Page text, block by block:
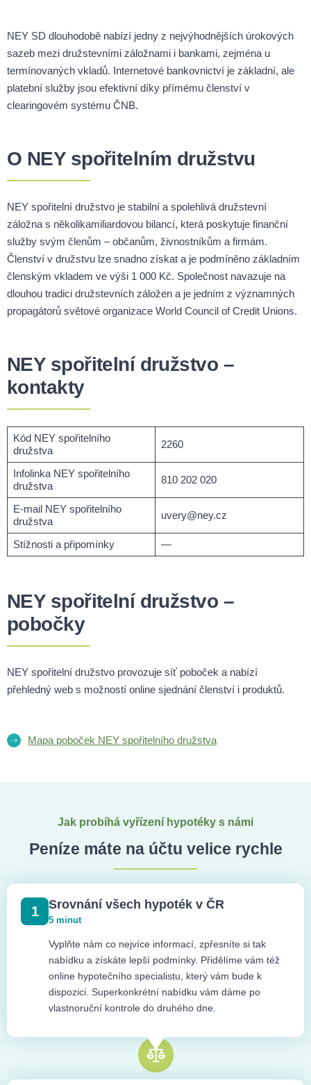
NEY SD dlouhodobě nabízí jedny z nejvýhodnějších úrokových
sazeb mezi družstevními záložnami i bankami, zejména u
termínovaných vkladů. Internetové bankovnictví je základní, ale
platební služby jsou efektivní díky přímému členství v
clearingovém systému ČNB.
O NEY spořitelním družstvu
NEY spořitelní družstvo je stabilní a spolehlivá družstevní
záložna s několikamiliardovou bilancí, která poskytuje finanční
služby svým členům – občanům, živnostníkům a firmám.
Členství v družstvu lze snadno získat a je podmíněno základním
členským vkladem ve výši 1 000 Kč. Společnost navazuje na
dlouhou tradici družstevních záložen a je jedním z významných
propagátorů světové organizace World Council of Credit Unions.
NEY spořitelní družstvo –
kontakty
Kód NEY spořitelního
družstva
2260
Infolinka NEY spořitelního
družstva
810 202 020
E-mail NEY spořitelního
družstva
uvery@ney.cz
Stížnosti a připomínky —
NEY spořitelní družstvo –
pobočky
NEY spořitelní družstvo provozuje síť poboček a nabízí
přehledný web s možností online sjednání členství i produktů.
Mapa poboček NEY spořitelního družstva
Jak probíhá vyřízení hypotéky s námi
Peníze máte na účtu velice rychle
1 Srovnání všech hypoték v ČR
5 minut
Vyplňte nám co nejvíce informací, zpřesníte si tak
nabídku a získáte lepší podmínky. Přidělíme vám též
online hypotečního specialistu, který vám bude k
dispozici. Superkonkrétní nabídku vám dáme po
vlastnoruční kontrole do druhého dne.